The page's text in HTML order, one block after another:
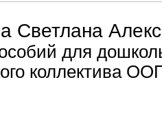
Светлана
для
коллектива